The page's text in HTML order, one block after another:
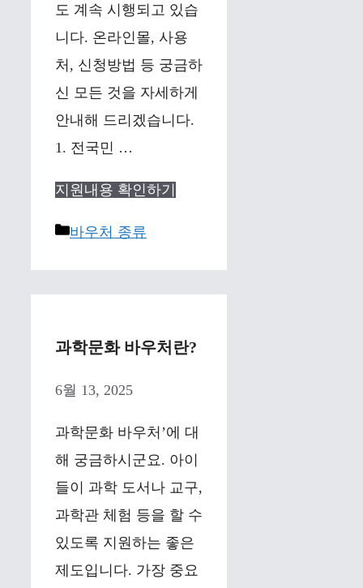
도 계속 시행되고 있습
니다. 온라인몰, 사용
처, 신청방법 등 궁금하
신 모든 것을 자세하게
안내해 드리겠습니다.
1. 전국민 …
지원내용 확인하기
Categories
바우처 종류
과학문화 바우처란?
6월 13, 2025
과학문화 바우처’에 대
해 궁금하시군요. 아이
들이 과학 도서나 교구,
과학관 체험 등을 할 수
있도록 지원하는 좋은
제도입니다. 가장 중요